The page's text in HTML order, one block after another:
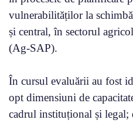
vulnerabilităților la
și central, în sectorul
(Ag-SAP).
În cursul evaluării au fost
opt dimensiuni de
cadrul instituțional și legal;